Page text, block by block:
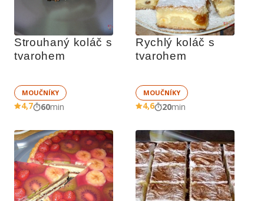
Strouhaný koláč s
tvarohem
MOUČNÍKY
4,7 60min
Rychlý koláč s
tvarohem
MOUČNÍKY
4,6 20min